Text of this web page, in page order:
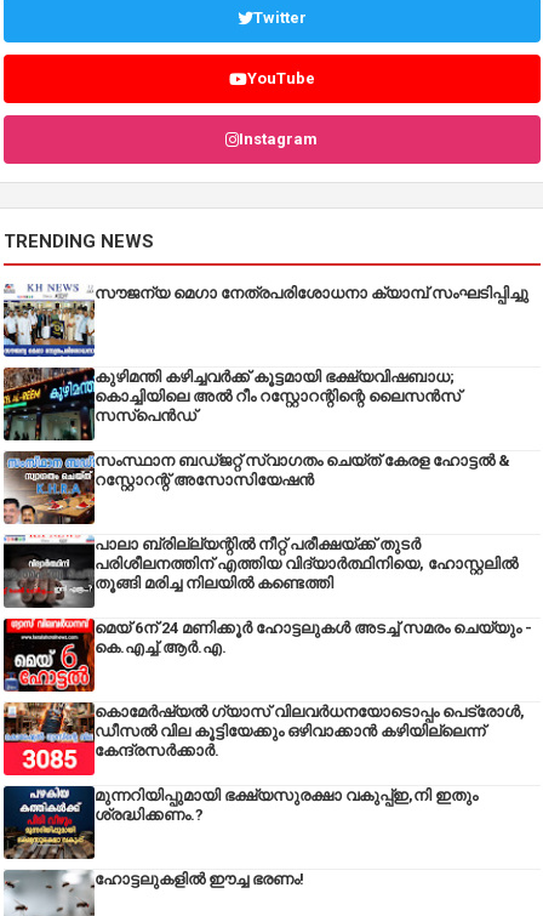
Twitter
YouTube
Instagram
TRENDING NEWS
സൗജന്യ മെഗാ നേത്രപരിശോധനാ ക്യാമ്പ് സംഘടിപ്പിച്ചു
കുഴിമന്തി കഴിച്ചവർക്ക് കൂട്ടമായി ഭക്ഷ്യവിഷബാധ;
കൊച്ചിയിലെ അൽ റീം റസ്റ്റോറന്റിന്റെ ലൈസൻസ്
സസ്പെൻഡ്
സംസ്ഥാന ബഡ്‌ജറ്റ് സ്വാഗതം ചെയ്ത് കേരള ഹോട്ടൽ &
റസ്റ്റോറന്റ് അസോസിയേഷൻ
പാലാ ബ്രില്ല്യന്റിൽ നീറ്റ് പരീക്ഷയ്ക്ക് തുടർ
പരിശീലനത്തിന് എത്തിയ വിദ്യാർത്ഥിനിയെ, ഹോസ്റ്റലിൽ
തൂങ്ങി മരിച്ച നിലയിൽ കണ്ടെത്തി
മെയ് 6ന് 24 മണിക്കൂർ ഹോട്ടലുകൾ അടച്ച് സമരം ചെയ്യും -
കെ.എച്ച്.ആർ.എ.
കൊമേർഷ്യൽ ഗ്യാസ് വിലവർധനയോടൊപ്പം പെട്രോൾ,
ഡീസല്‍ വില കൂട്ടിയേക്കും ഒഴിവാക്കാന്‍ കഴിയില്ലെന്ന്
കേന്ദ്രസര്‍ക്കാര്‍.
മുന്നറിയിപ്പുമായി ഭക്ഷ്യസുരക്ഷാ വകുപ്പ്ഇ,നി ഇതും
ശ്രദ്ധിക്കണം.?
ഹോട്ടലുകളിൽ ഈച്ച ഭരണം!